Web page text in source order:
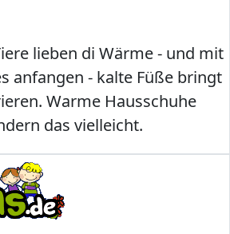
lieben di Wärme - und mit
anfangen - kalte Füße bringt
Warme Hausschuhe
das vielleicht.